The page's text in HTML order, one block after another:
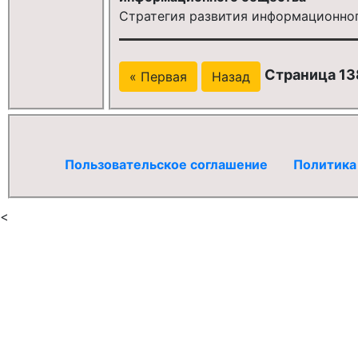
Стратегия развития
« Первая Назад Страница
Пользовательское соглашение
<